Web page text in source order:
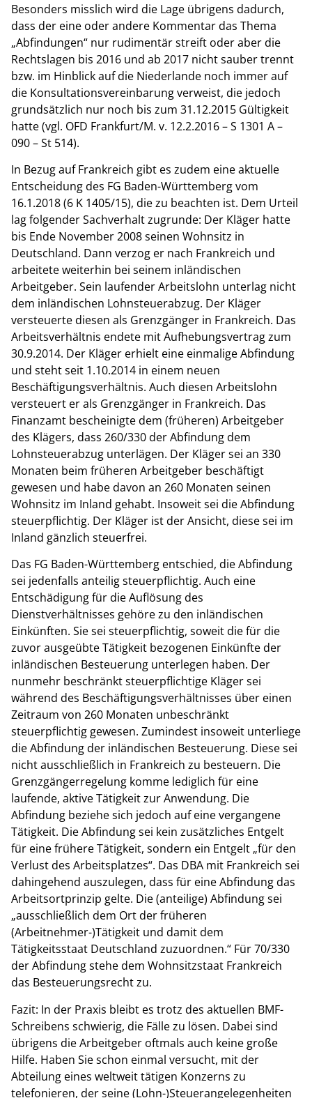
Besonders misslich wird die Lage übrigens dadurch,
dass der eine oder andere Kommentar das Thema
„Abfindungen“ nur rudimentär streift oder aber die
Rechtslagen bis 2016 und ab 2017 nicht sauber trennt
bzw. im Hinblick auf die Niederlande noch immer auf
die Konsultationsvereinbarung verweist, die jedoch
grundsätzlich nur noch bis zum 31.12.2015 Gültigkeit
hatte (vgl. OFD Frankfurt/M. v. 12.2.2016 – S 1301 A –
090 – St 514).
In Bezug auf Frankreich gibt es zudem eine aktuelle
Entscheidung des FG Baden-Württemberg vom
16.1.2018 (6 K 1405/15), die zu beachten ist. Dem Urteil
lag folgender Sachverhalt zugrunde: Der Kläger hatte
bis Ende November 2008 seinen Wohnsitz in
Deutschland. Dann verzog er nach Frankreich und
arbeitete weiterhin bei seinem inländischen
Arbeitgeber. Sein laufender Arbeitslohn unterlag nicht
dem inländischen Lohnsteuerabzug. Der Kläger
versteuerte diesen als Grenzgänger in Frankreich. Das
Arbeitsverhältnis endete mit Aufhebungsvertrag zum
30.9.2014. Der Kläger erhielt eine einmalige Abfindung
und steht seit 1.10.2014 in einem neuen
Beschäftigungsverhältnis. Auch diesen Arbeitslohn
versteuert er als Grenzgänger in Frankreich. Das
Finanzamt bescheinigte dem (früheren) Arbeitgeber
des Klägers, dass 260/330 der Abfindung dem
Lohnsteuerabzug unterlägen. Der Kläger sei an 330
Monaten beim früheren Arbeitgeber beschäftigt
gewesen und habe davon an 260 Monaten seinen
Wohnsitz im Inland gehabt. Insoweit sei die Abfindung
steuerpflichtig. Der Kläger ist der Ansicht, diese sei im
Inland gänzlich steuerfrei.
Das FG Baden-Württemberg entschied, die Abfindung
sei jedenfalls anteilig steuerpflichtig. Auch eine
Entschädigung für die Auflösung des
Dienstverhältnisses gehöre zu den inländischen
Einkünften. Sie sei steuerpflichtig, soweit die für die
zuvor ausgeübte Tätigkeit bezogenen Einkünfte der
inländischen Besteuerung unterlegen haben. Der
nunmehr beschränkt steuerpflichtige Kläger sei
während des Beschäftigungsverhältnisses über einen
Zeitraum von 260 Monaten unbeschränkt
steuerpflichtig gewesen. Zumindest insoweit unterliege
die Abfindung der inländischen Besteuerung. Diese sei
nicht ausschließlich in Frankreich zu besteuern. Die
Grenzgängerregelung komme lediglich für eine
laufende, aktive Tätigkeit zur Anwendung. Die
Abfindung beziehe sich jedoch auf eine vergangene
Tätigkeit. Die Abfindung sei kein zusätzliches Entgelt
für eine frühere Tätigkeit, sondern ein Entgelt „für den
Verlust des Arbeitsplatzes“. Das DBA mit Frankreich sei
dahingehend auszulegen, dass für eine Abfindung das
Arbeitsortprinzip gelte. Die (anteilige) Abfindung sei
„ausschließlich dem Ort der früheren
(Arbeitnehmer-)Tätigkeit und damit dem
Tätigkeitsstaat Deutschland zuzuordnen.“ Für 70/330
der Abfindung stehe dem Wohnsitzstaat Frankreich
das Besteuerungsrecht zu.
Fazit: In der Praxis bleibt es trotz des aktuellen BMF-
Schreibens schwierig, die Fälle zu lösen. Dabei sind
übrigens die Arbeitgeber oftmals auch keine große
Hilfe. Haben Sie schon einmal versucht, mit der
Abteilung eines weltweit tätigen Konzerns zu
telefonieren, der seine (Lohn-)Steuerangelegenheiten